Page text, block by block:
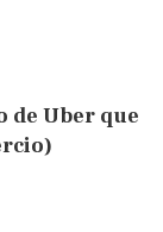
de Uber que